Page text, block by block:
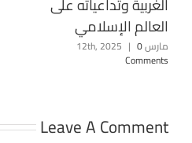
العالم الإسلامي
مارس 12th, 2025 | 0
Comments
Leave A Comment